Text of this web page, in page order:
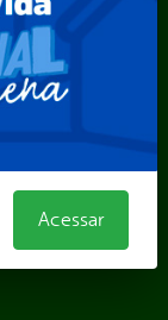
Acessar